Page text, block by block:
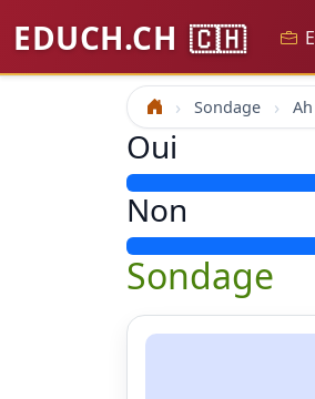
EDUCH.CH 🇨🇭
Accueil Sondage
Oui
Non
Sondage